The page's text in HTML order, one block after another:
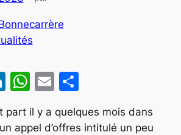
LinkedIn
WhatsApp
EmailPartager
part il y a quelques mois dans
appel d’offres intitulé un peu